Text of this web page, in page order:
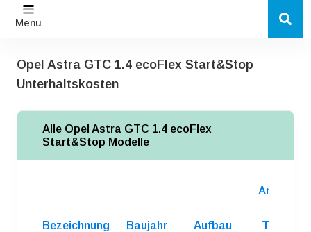
Menu
Opel Astra GTC 1.4 ecoFlex Start&Stop
Unterhaltskosten
Alle Opel Astra GTC 1.4 ecoFlex
Start&Stop Modelle
Bezeichnung Baujahr Aufbau
Anzahl
Turen